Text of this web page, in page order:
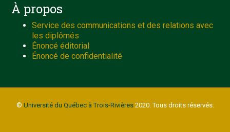
À propos
Service des communications et des relations avec
les diplômés
Énoncé éditorial
Énoncé de confidentialité
© Université du Québec à Trois-Rivières2020. Tous droits réservés.